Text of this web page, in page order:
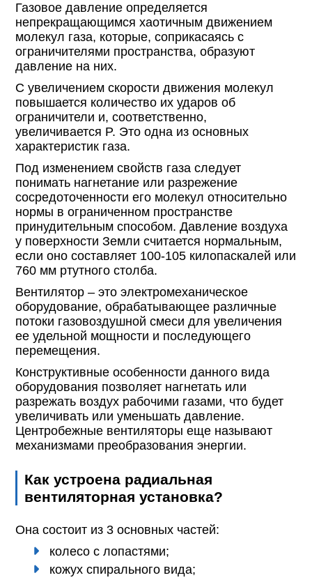
Газовое давление определяется
непрекращающимся хаотичным движением
молекул газа, которые, соприкасаясь с
ограничителями пространства, образуют
давление на них.
С увеличением скорости движения молекул
повышается количество их ударов об
ограничители и, соответственно,
увеличивается P. Это одна из основных
характеристик газа.
Под изменением свойств газа следует
понимать нагнетание или разрежение
сосредоточенности его молекул относительно
нормы в ограниченном пространстве
принудительным способом. Давление воздуха
у поверхности Земли считается нормальным,
если оно составляет 100-105 килопаскалей или
760 мм ртутного столба.
Вентилятор – это электромеханическое
оборудование, обрабатывающее различные
потоки газовоздушной смеси для увеличения
ее удельной мощности и последующего
перемещения.
Конструктивные особенности данного вида
оборудования позволяет нагнетать или
разрежать воздух рабочими газами, что будет
увеличивать или уменьшать давление.
Центробежные вентиляторы еще называют
механизмами преобразования энергии.
Как устроена радиальная
вентиляторная установка?
Она состоит из 3 основных частей:
колесо с лопастями;
кожух спирального вида;